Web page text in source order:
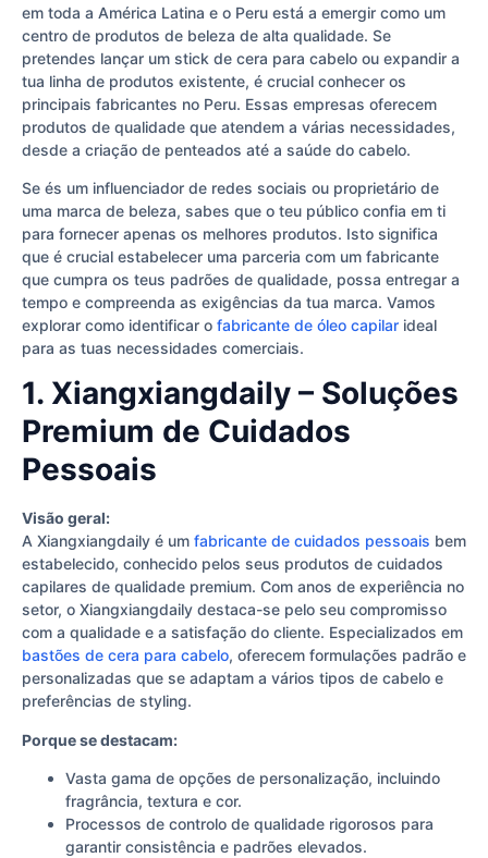
em toda a América Latina e o Peru está a emergir como um
centro de produtos de beleza de alta qualidade. Se
pretendes lançar um stick de cera para cabelo ou expandir a
tua linha de produtos existente, é crucial conhecer os
principais fabricantes no Peru. Essas empresas oferecem
produtos de qualidade que atendem a várias necessidades,
desde a criação de penteados até a saúde do cabelo.
Se és um influenciador de redes sociais ou proprietário de
uma marca de beleza, sabes que o teu público confia em ti
para fornecer apenas os melhores produtos. Isto significa
que é crucial estabelecer uma parceria com um fabricante
que cumpra os teus padrões de qualidade, possa entregar a
tempo e compreenda as exigências da tua marca. Vamos
explorar como identificar o fabricante de óleo capilar ideal
para as tuas necessidades comerciais.
1. Xiangxiangdaily – Soluções
Premium de Cuidados
Pessoais
Visão geral:
A Xiangxiangdaily é um fabricante de cuidados pessoais bem
estabelecido, conhecido pelos seus produtos de cuidados
capilares de qualidade premium. Com anos de experiência no
setor, o Xiangxiangdaily destaca-se pelo seu compromisso
com a qualidade e a satisfação do cliente. Especializados em
bastões de cera para cabelo, oferecem formulações padrão e
personalizadas que se adaptam a vários tipos de cabelo e
preferências de styling.
Porque se destacam:
Vasta gama de opções de personalização, incluindo
fragrância, textura e cor.
Processos de controlo de qualidade rigorosos para
garantir consistência e padrões elevados.